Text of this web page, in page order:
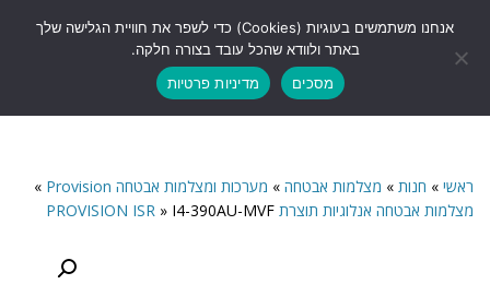
תפריט
ראשי » חנות » מצלמות אבטחה » מערכות ומצלמות אבטחה Provision
»
מצלמות אבטחה אנלוגיות תוצרת PROVISION ISR
» I4-390AU-MVF
אנחנו משתמשים בעוגיות (Cookies) כדי לשפר את חוויית הגלישה שלך
באתר ולוודא שהכל עובד בצורה חלקה.
מסכים
מדיניות פרטיות